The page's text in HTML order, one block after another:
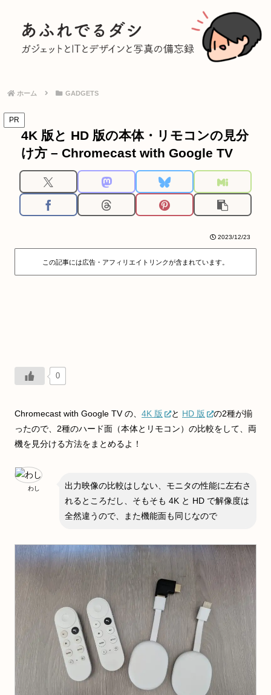
ホーム GADGETS
PR
4K 版と HD 版の本体・リモコンの見分
け方 – Chromecast with Google TV
2023/12/23
この記事には広告・アフィリエイトリンクが含まれています。
0
Chromecast with Google TV の、 4K 版 と HD 版
の2種が揃
ったので、2種のハード面（本体とリモコン）の比較をして、両
機を見分ける方法をまとめるよ！
わし
出力映像の比較はしない、モニタの性能に左右さ
れるところだし、そもそも 4K と HD で解像度は
全然違うので、また機能面も同じなので